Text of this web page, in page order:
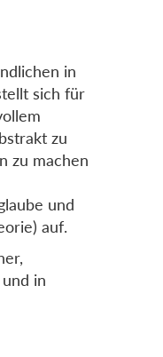
in
sich für
zu
zu machen
und
auf.
in